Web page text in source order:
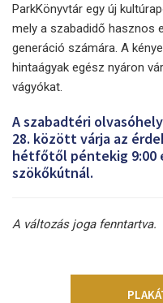
ParkKönyvtár egy új
mely a szabadidő hasznos
generáció számára. A
hintaágyak egész nyáron
vágyókat.
A szabadtéri
28. között várja az
hétfőtől péntekig 9:00
szökőkútnál.
A változás joga fenntartva.